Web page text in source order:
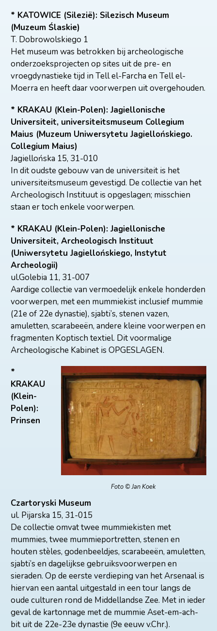
* KATOWICE (Silezië): Silezisch Museum
(Muzeum Ślaskie)
T. Dobrowolskiego 1
Het museum was betrokken bij archeologische
onderzoeksprojecten op sites uit de pre- en
vroegdynastieke tijd in Tell el-Farcha en Tell el-
Moerra en heeft daar voorwerpen uit overgehouden.
* KRAKAU (Klein-Polen): Jagiellonische
Universiteit, universiteitsmuseum Collegium
Maius (Muzeum Uniwersytetu Jagiellońskiego.
Collegium Maius)
Jagiellońska 15, 31-010
In dit oudste gebouw van de universiteit is het
universiteitsmuseum gevestigd. De collectie van het
Archeologisch Instituut is opgeslagen; misschien
staan er toch enkele voorwerpen.
* KRAKAU (Klein-Polen): Jagiellonische
Universiteit, Archeologisch Instituut
(Uniwersytetu Jagiellońskiego, Instytut
Archeologii)
ul.Golebia 11, 31-007
Aardige collectie van vermoedelijk enkele honderden
voorwerpen, met een mummiekist inclusief mummie
(21e of 22e dynastie), sjabti’s, stenen vazen,
amuletten, scarabeeën, andere kleine voorwerpen en
fragmenten Koptisch textiel. Dit voormalige
Archeologische Kabinet is OPGESLAGEN.
Foto © Jan Koek
*
KRAKAU
(Klein-
Polen):
Prinsen
Czartoryski Museum
ul. Pijarska 15, 31-015
De collectie omvat twee mummiekisten met
mummies, twee mummieportretten, stenen en
houten stèles, godenbeeldjes, scarabeeën, amuletten,
sjabti’s en dagelijkse gebruiksvoorwerpen en
sieraden. Op de eerste verdieping van het Arsenaal is
hiervan een aantal uitgestald in een tour langs de
oude culturen rond de Middellandse Zee. Met in ieder
geval de kartonnage met de mummie Aset-em-ach-
bit uit de 22e-23e dynastie (9e eeuw v.Chr.).